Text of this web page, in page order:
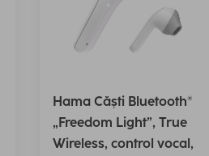
Hama Căști Bluetooth®
„Freedom Light”, True
Wireless, control vocal,